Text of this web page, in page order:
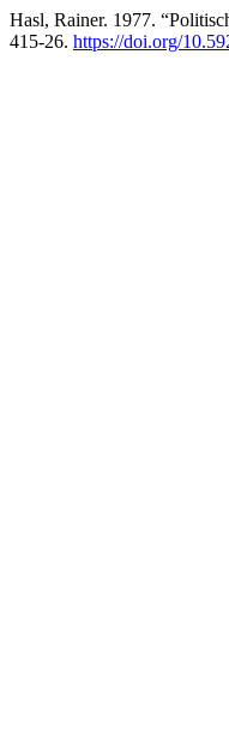
Hasl, Rainer. 1977.
415-26. https://doi.org/